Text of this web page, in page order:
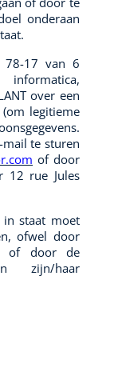
onderaan
78-17 van 6
over een
legitieme
te sturen
of door
12 rue Jules
in staat moet
ofwel door
of door de
zijn/haar